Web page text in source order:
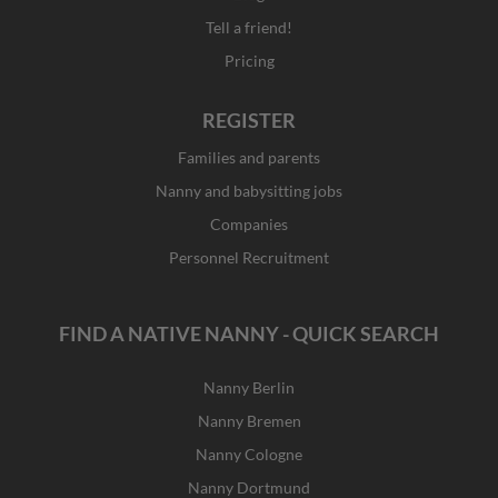
Tell a friend!
Pricing
REGISTER
Families and parents
Nanny and babysitting jobs
Companies
Personnel Recruitment
FIND A NATIVE NANNY - QUICK SEARCH
Nanny Berlin
Nanny Bremen
Nanny Cologne
Nanny Dortmund